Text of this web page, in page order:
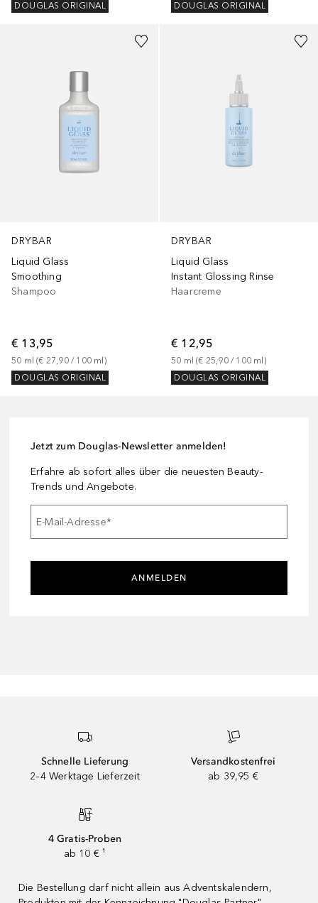
DOUGLAS ORIGINAL
DOUGLAS ORIGINAL
DRYBAR
Liquid Glass
Smoothing
Shampoo
€ 13,95
50 ml (€ 27,90 / 100 ml )
DOUGLAS ORIGINAL
DRYBAR
Liquid Glass
Instant Glossing Rinse
Haarcreme
€ 12,95
50 ml (€ 25,90 / 100 ml )
DOUGLAS ORIGINAL
Jetzt zum Douglas-Newsletter anmelden!
Erfahre ab sofort alles über die neuesten Beauty-
Trends und Angebote.
E-Mail-Adresse*
ANMELDEN
Schnelle Lieferung
2–4 Werktage Lieferzeit
Versandkostenfrei
ab 39,95 €
4 Gratis-Proben
ab 10 € ¹
Die Bestellung darf nicht allein aus Adventskalendern,